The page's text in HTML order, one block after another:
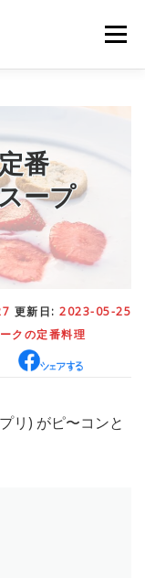
メニュー
– ごはん事情
– 旅行
定番
ープ
更新日: 2023-05-25
クの定番料理
リ) がピ〜コンと